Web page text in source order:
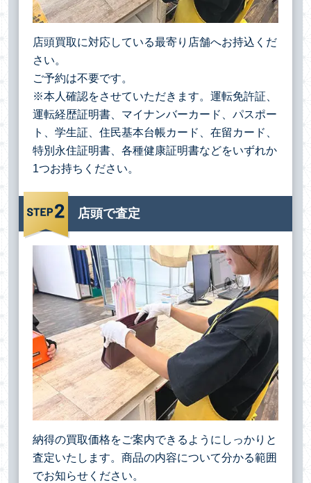
店頭買取に対応している最寄り店舗へお持込くだ
さい。
ご予約は不要です。
※本人確認をさせていただきます。運転免許証、
運転経歴証明書、マイナンバーカード、パスポー
ト、学生証、住民基本台帳カード、在留カード、
特別永住証明書、各種健康証明書などをいずれか
1つお持ちください。
店頭で査定
納得の買取価格をご案内できるようにしっかりと
査定いたします。商品の内容について分かる範囲
でお知らせください。